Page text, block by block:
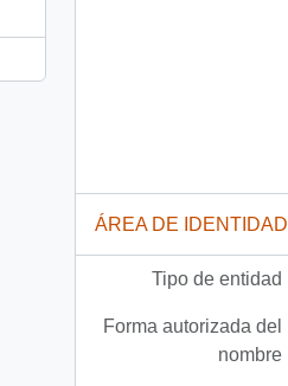
ÁREA DE IDENTIDAD
Tipo de entidad
Forma autorizada del
nombre